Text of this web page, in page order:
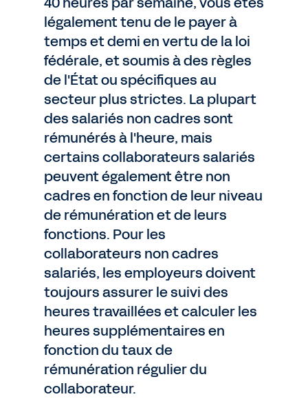
légalement tenu de le payer à
temps et demi en vertu de la loi
fédérale, et soumis à des règles
de l'État ou spécifiques au
secteur plus strictes. La plupart
des salariés non cadres sont
rémunérés à l'heure, mais
certains collaborateurs salariés
peuvent également être non
cadres en fonction de leur niveau
de rémunération et de leurs
fonctions. Pour les
collaborateurs non cadres
salariés, les employeurs doivent
toujours assurer le suivi des
heures travaillées et calculer les
heures supplémentaires en
fonction du taux de
rémunération régulier du
collaborateur.